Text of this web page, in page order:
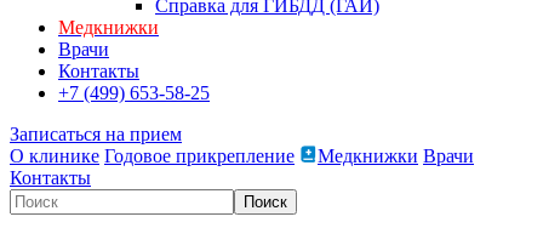
Справка для ГИБДД (ГАИ)
Медкнижки
Врачи
Контакты
+7 (499) 653-58-25
Записаться на прием
О клинике Годовое прикрепление Медкнижки Врачи
Контакты